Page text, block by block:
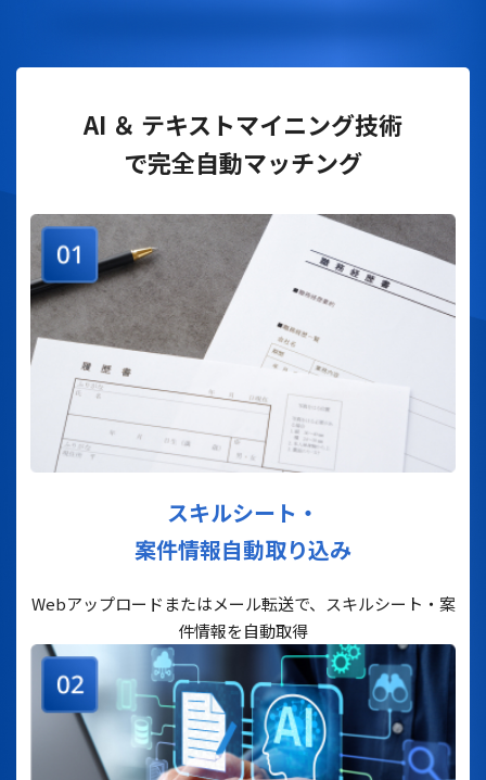
AI ＆ テキストマイニング技術
で完全自動マッチング
スキルシート・
案件情報自動取り込み
Webアップロードまたはメール転送で、
スキルシート・案
件情報を自動取得